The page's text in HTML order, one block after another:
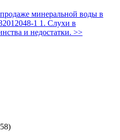
минеральной воды в
1 1. Слухи в
и недостатки. >>